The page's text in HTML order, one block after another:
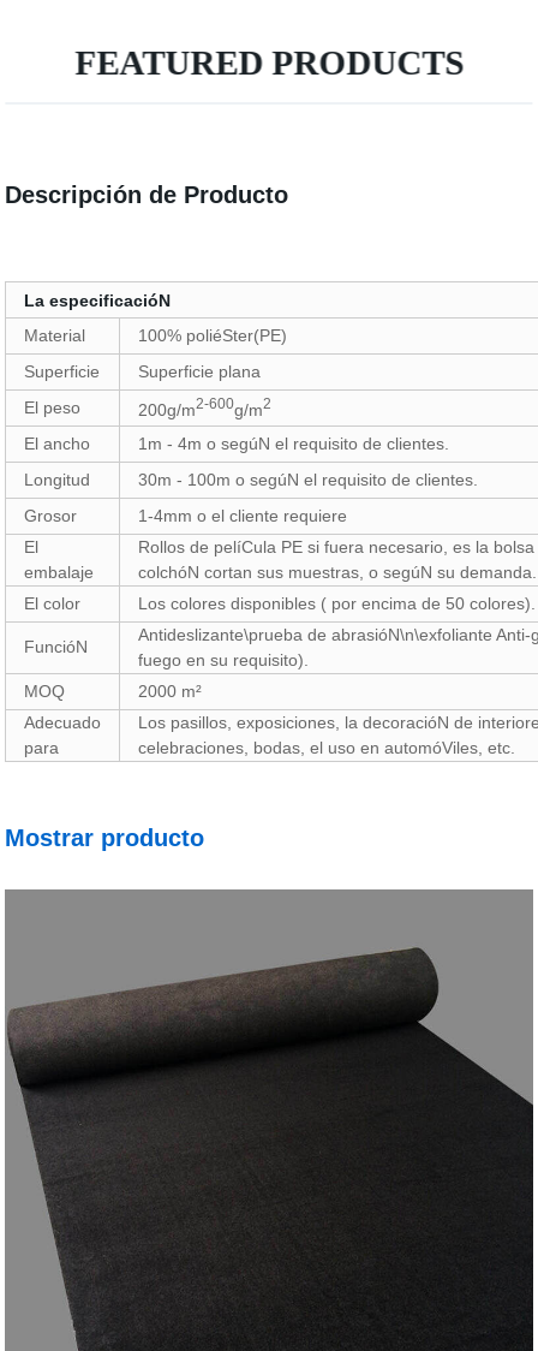
FEATURED PRODUCTS
Descripción de Producto
La especificacióN
Material
100% poliéSter(PE)
Superficie
Superficie plana
El peso
200g/m2-600g/m2
El ancho
1m - 4m o segúN el requisito de clientes.
Longitud
30m - 100m o segúN el requisito de clientes.
Grosor
1-4mm o el cliente requiere
El
embalaje
Rollos de pelíCula PE si fuera necesario, es la
colchóN cortan sus muestras, o segúN su demanda.
El color
Los colores disponibles ( por encima de 50 colores).
FuncióN
Antideslizante\prueba de abrasióN\n\exfoliante
fuego en su requisito).
MOQ
2000 m²
Adecuado
para
Los pasillos, exposiciones, la decoracióN de
celebraciones, bodas, el uso en automóViles, etc.
Mostrar producto